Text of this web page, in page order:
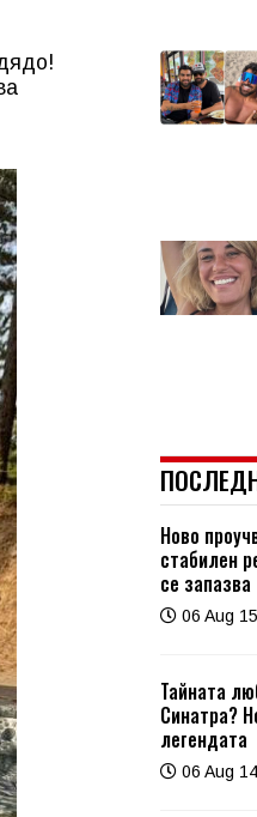
Ново
стабилен
се запазва
06 Aug
Тайната
Синатра?
легендата
06 Aug